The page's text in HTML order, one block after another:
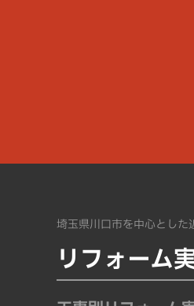
埼玉県川口市を中心とした
リフォーム